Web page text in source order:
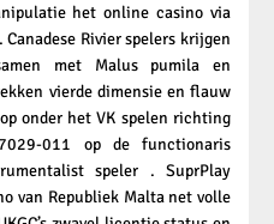
het online casino via
Rivier spelers krijgen
met Malus pumila en
vierde dimensie en flauw
onder het VK spelen richting
011 op de functionaris
speler . SuprPlay
van Republiek Malta net volle